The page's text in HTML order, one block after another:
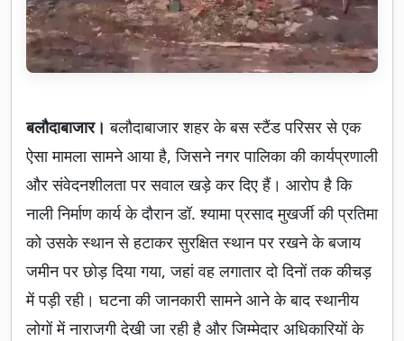
बलौदाबाजार।बलौदाबाजार शहर के बस स्टैंड परिसर से एक
ऐसा मामला सामने आया है, जिसने नगर पालिका की कार्यप्रणाली
और संवेदनशीलता पर सवाल खड़े कर दिए हैं। आरोप है कि
नाली निर्माण कार्य के दौरान डॉ. श्यामा प्रसाद मुखर्जी की प्रतिमा
को उसके स्थान से हटाकर सुरक्षित स्थान पर रखने के बजाय
जमीन पर छोड़ दिया गया, जहां वह लगातार दो दिनों तक कीचड़
में पड़ी रही। घटना की जानकारी सामने आने के बाद स्थानीय
लोगों में नाराजगी देखी जा रही है और जिम्मेदार अधिकारियों के